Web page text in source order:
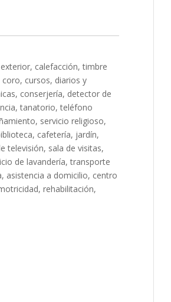
calefacción, timbre
coro, cursos, diarios y
conserjería, detector de
tanatorio, teléfono
servicio religioso,
cafetería, jardín,
televisión, sala de visitas,
de lavandería, transporte
asistencia a domicilio, centro
rehabilitación,